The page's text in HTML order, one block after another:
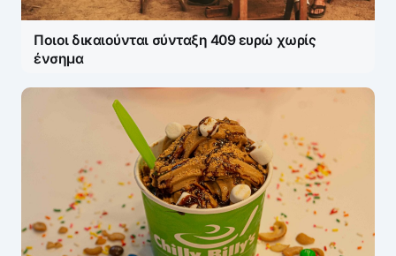
Ποιοι δικαιούνται σύνταξη 409 ευρώ χωρίς
ένσημα